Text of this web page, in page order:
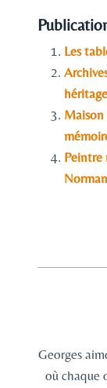
Les
Maison
Peintre
Georges
où chaque